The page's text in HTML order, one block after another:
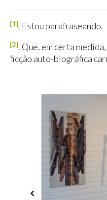
[1]. Estou parafraseando.
[2]. Que, em certa
ficção auto-biográfica